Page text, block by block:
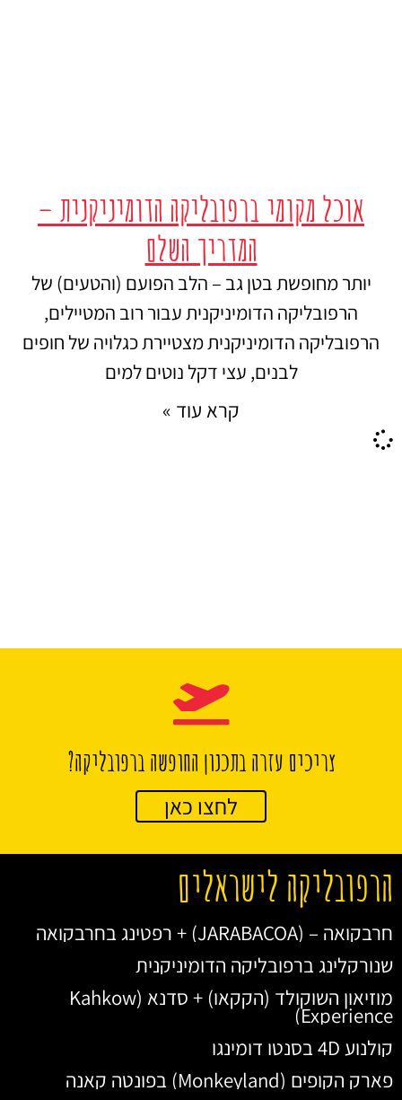
אוכל מקומי ברפובליקה הדומיניקנית –
המדריך השלם
יותר מחופשת בטן גב – הלב הפועם (והטעים) של
הרפובליקה הדומיניקנית עבור רוב המטיילים,
הרפובליקה הדומיניקנית מצטיירת כגלויה של חופים
לבנים, עצי דקל נוטים למים
קרא עוד »
צריכים עזרה בתכנון החופשה ברפובליקה?
לחצו כאן
הרפובליקה לישראלים
חרבקואה – (JARABACOA) + רפטינג בחרבקואה
שנורקלינג ברפובליקה הדומיניקנית
מוזיאון השוקולד (הקקאו) + סדנא (Kahkow
Experience)
קולנוע 4D בסנטו דומינגו
פארק הקופים (Monkeyland) בפונטה קאנה